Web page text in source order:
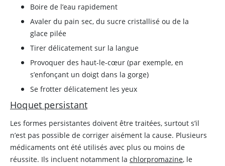
Boire de l’eau rapidement
Avaler du pain sec, du sucre cristallisé ou de la
glace pilée
Tirer délicatement sur la langue
Provoquer des haut-le-cœur (par exemple, en
s’enfonçant un doigt dans la gorge)
Se frotter délicatement les yeux
Hoquet persistant
Les formes persistantes doivent être traitées, surtout s’il
n’est pas possible de corriger aisément la cause. Plusieurs
médicaments ont été utilisés avec plus ou moins de
réussite. Ils incluent notamment la chlorpromazine, le